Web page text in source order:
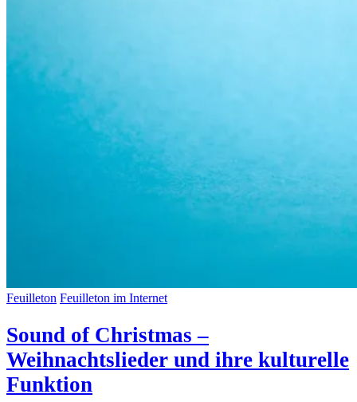
Feuilleton Feuilleton im Internet
Sound of Christmas –
Weihnachtslieder und ihre kulturelle
Funktion